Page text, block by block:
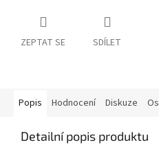
ZEPTAT SE SDÍLET
Popis Hodnocení Diskuze
Detailní popis produktu